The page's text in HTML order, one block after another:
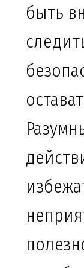
быть